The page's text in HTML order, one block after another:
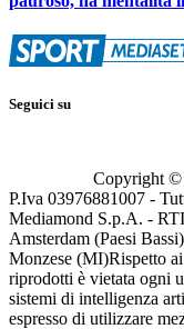
Seguici su
Copyright ©
P.Iva 03976881007 -
Mediamond S.p.A. -
Amsterdam (Paesi
Monzese (MI)Rispetto
riprodotti è vietata ogni
sistemi di intelligenza
espresso di utilizzare